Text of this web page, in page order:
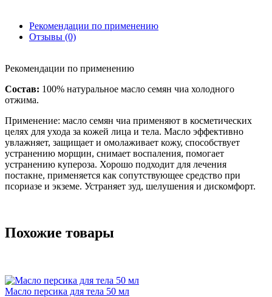
Рекомендации по применению
Отзывы (0)
Рекомендации по применению
Состав: 100% натуральное масло семян чиа холодного
отжима.
Применение: масло семян чиа применяют в косметических
целях для ухода за кожей лица и тела. Масло эффективно
увлажняет, защищает и омолаживает кожу, способствует
устранению морщин, снимает воспаления, помогает
устранению купероза. Хорошо подходит для лечения
постакне, применяется как сопутствующее средство при
псориазе и экземе. Устраняет зуд, шелушения и дискомфорт.
Похожие товары
Масло персика для тела 50 мл